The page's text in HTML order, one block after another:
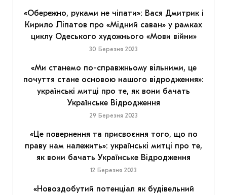
«Обережно, руками не чіпати»: Вася Дмитрик і
Кирило Ліпатов про «Мідний саван» у рамках
циклу Одеського художнього «Мови війни»
30 Березня 2023
«Ми станемо по-справжньому вільними, це
почуття стане основою нашого відродження»:
українські митці про те, як вони бачать
Українське Відродження
29 Березня 2023
«Це повернення та присвоєння того, що по
праву нам належить»: українські митці про те,
як вони бачать Українське Відродження
12 Березня 2023
«Новоздобутий потенціал як будівельний